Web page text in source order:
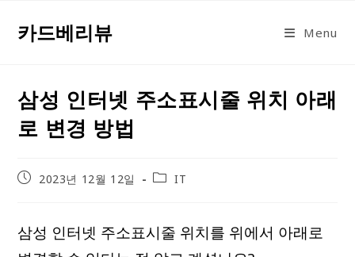
카드베리뷰 Menu
삼성 인터넷 주소표시줄 위치 아래
로 변경 방법
Post2023년 12월 12일
PostIT
삼성 인터넷 주소표시줄 위치를 위에서 아래로